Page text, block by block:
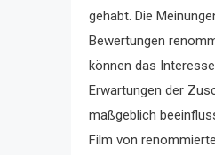
gehabt. Die
Bewertungen
können das
Erwartungen der
maßgeblich
Film von